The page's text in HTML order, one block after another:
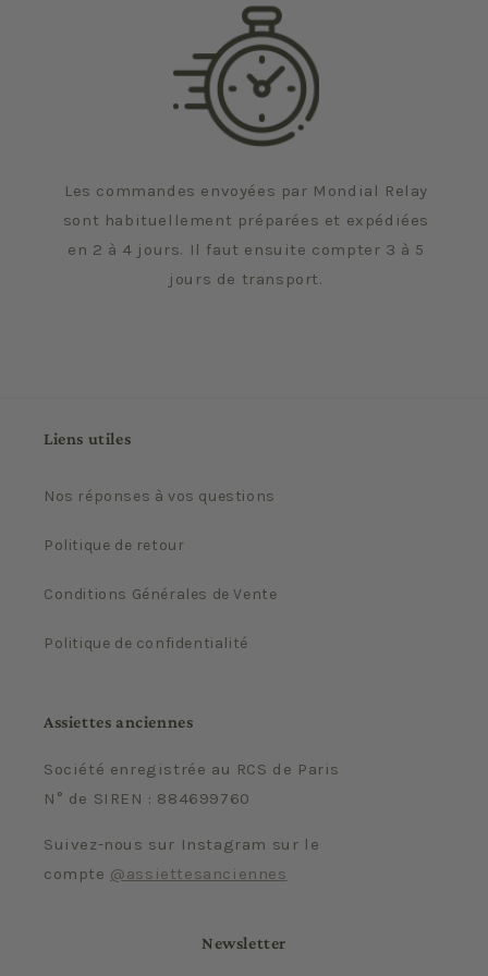
Les commandes envoyées par Mondial Relay
sont habituellement préparées et expédiées
en 2 à 4 jours. Il faut ensuite compter 3 à 5
jours de transport.
Liens utiles
Nos réponses à vos questions
Politique de retour
Conditions Générales de Vente
Politique de confidentialité
Assiettes anciennes
Société enregistrée au RCS de Paris
N° de SIREN : 884699760
Suivez-nous sur Instagram sur le
compte @assiettesanciennes
Newsletter